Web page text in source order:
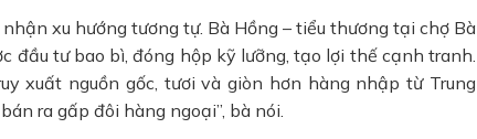
xu hướng tương tự. Bà Hồng – tiểu thương tại chợ Bà
đầu tư bao bì, đóng hộp kỹ lưỡng, tạo lợi thế cạnh tranh.
xuất nguồn gốc, tươi và giòn hơn hàng nhập từ Trung
ra gấp đôi hàng ngoại”, bà nói.